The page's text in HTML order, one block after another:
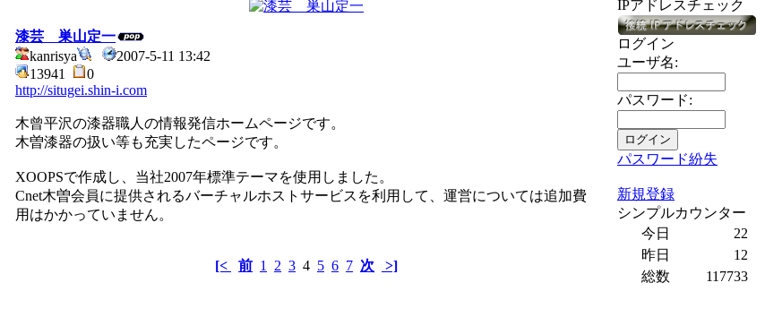
漆芸 巣山定一
kanrisya
2007-5-11 13:42
13941
0
http://situgei.shin-i.com
木曾平沢の漆器職人の情報発信ホームページです。
木曽漆器の扱い等も充実したページです。
XOOPSで作成し、当社2007年標準テーマを使用しました。
Cnet木曽会員に提供されるバーチャルホストサービスを利用して、運営については追加費
用はかかっていません。
[< 前 1 2 3 4 5 6 7 次 >]
IPアドレスチェック
ログイン
ユーザ名:
パスワード:
パスワード紛失
新規登録
シンプルカウンター
今日
22
昨日
12
総数
117733